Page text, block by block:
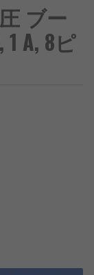
ブー
A, 8ピ